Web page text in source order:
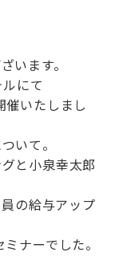
います。
にて
いたしまし
いて。
と小泉幸太郎
の給与アップ
ナーでした。